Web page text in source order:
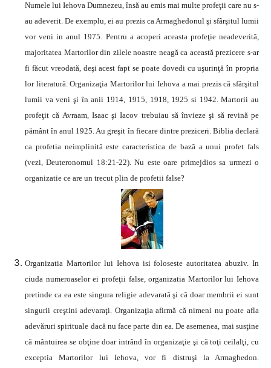
Numele lui Iehova Dumnezeu, însă au emis mai multe profeţii care nu s-
au adeverit. De exemplu, ei au prezis ca Armaghedonul şi sfârşitul lumii
vor veni in anul 1975. Pentru a acoperi aceasta profeţie neadeverită,
majoritatea Martorilor din zilele noastre neagă ca această prezicere s-ar
fi făcut vreodată, deşi acest fapt se poate dovedi cu uşurinţă în propria
lor literatură. Organizaţia Martorilor lui Iehova a mai prezis că sfârşitul
lumii va veni şi în anii 1914, 1915, 1918, 1925 si 1942. Martorii au
profeţit că Avraam, Isaac şi Iacov trebuiau să învieze şi să revină pe
pământ în anul 1925. Au greşit în fiecare dintre preziceri. Biblia declară
ca profetia neimplinită este caracteristica de bază a unui profet fals
(vezi, Deuteronomul 18:21-22). Nu este oare primejdios sa urmezi o
organizatie ce are un trecut plin de profetii false?
Organizatia Martorilor lui Iehova isi foloseste autoritatea abuziv. In
ciuda numeroaselor ei profeţii false, organizatia Martorilor lui Iehova
pretinde ca ea este singura religie adevarată şi că doar membrii ei sunt
singurii creştini adevaraţi. Organizaţia afirmă că nimeni nu poate afla
adevăruri spirituale dacă nu face parte din ea. De asemenea, mai susţine
că mântuirea se obţine doar intrând în organizaţie şi că toţi ceilalţi, cu
exceptia Martorilor lui Iehova, vor fi distruşi la Armaghedon.